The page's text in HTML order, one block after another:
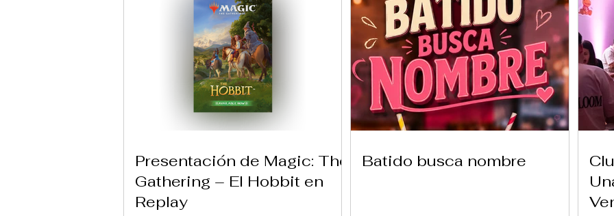
Presentación de Magic: The
Gathering – El Hobbit en
Replay
Batido busca nombre